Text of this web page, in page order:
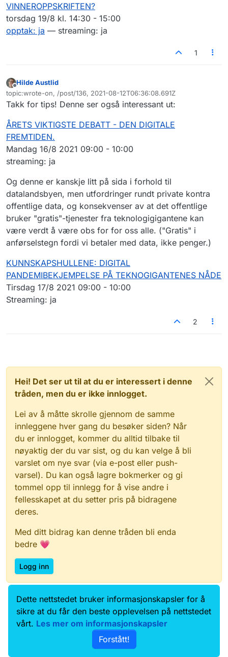
VINNEROPPSKRIFTEN?
torsdag 19/8 kl. 14:30 - 15:00
opptak: ja — streaming: ja
1
Frakoblet
Hilde Austlid
topic:wrote-on, /post/136, 2021-08-12T06:36:08.691Z
Sist endret av
Takk for tips! Denne ser også interessant ut:
ÅRETS VIKTIGSTE DEBATT - DEN DIGITALE
FREMTIDEN.
Mandag 16/8 2021 09:00 - 10:00
streaming: ja
Og denne er kanskje litt på sida i forhold til
datalandsbyen, men utfordringer rundt private kontra
offentlige data, og konsekvenser av at det offentlige
bruker "gratis"-tjenester fra teknologigigantene kan
være verdt å være obs for for oss alle. ("Gratis" i
anførselstegn fordi vi betaler med data, ikke penger.)
KUNNSKAPSHULLENE: DIGITAL
PANDEMIBEKJEMPELSE PÅ TEKNOGIGANTENES NÅDE
Tirsdag 17/8 2021 09:00 - 10:00
Streaming: ja
2
Hei! Det ser ut til at du er interessert i denne
tråden, men du er ikke innlogget.
Lei av å måtte skrolle gjennom de samme
innleggene hver gang du besøker siden? Når
du er innlogget, kommer du alltid tilbake til
nøyaktig der du var sist, og du kan velge å bli
varslet om nye svar (via e-post eller push-
varsel). Du kan også lagre bokmerker og gi
tommel opp til innlegg for å vise andre i
fellesskapet at du setter pris på bidragene
deres.
Med ditt bidrag kan denne tråden bli enda
bedre 💗
Logg inn
Data.norge.no
Kontakt oss
Samtykke og brukervilkår
Tilgjengelighetserklæring
Personvernerklæring
Dette nettstedet bruker informasjonskapsler for å
sikre at du får den beste opplevelsen på nettstedet
vårt. Les mer om informasjonskapsler
Forstått!